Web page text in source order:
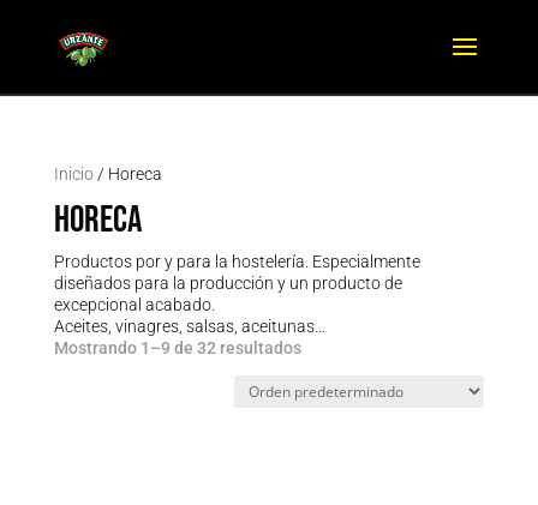
Inicio/ Horeca
Horeca
Productos por y para la hostelería. Especialmente
diseñados para la producción y un producto de
excepcional acabado.
Aceites, vinagres, salsas, aceitunas…
Mostrando 1–9 de 32 resultados